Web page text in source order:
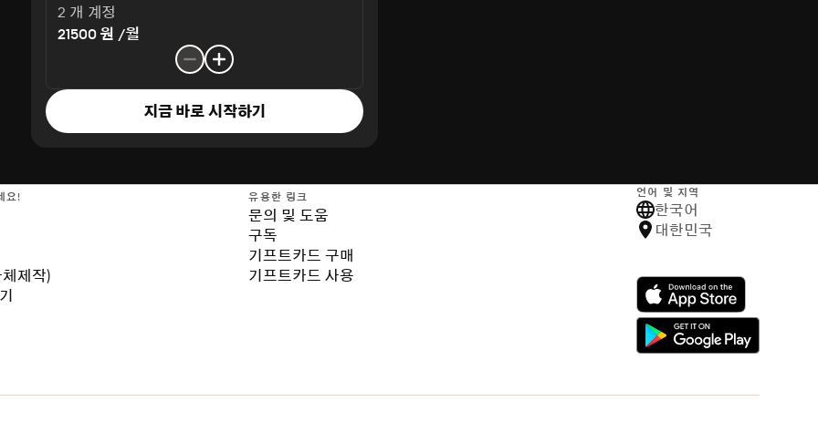
2 개 계정
21500 원 /월
지금 바로 시작하기
요!
제작)
유용한 링크
문의 및 도움
구독
기프트카드 구매
기프트카드 사용
언어 및 지역
한국어
대한민국